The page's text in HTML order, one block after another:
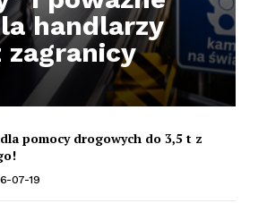
handlarzy
zagranicy
pomocy drogowych do 3,5 t z
07-19